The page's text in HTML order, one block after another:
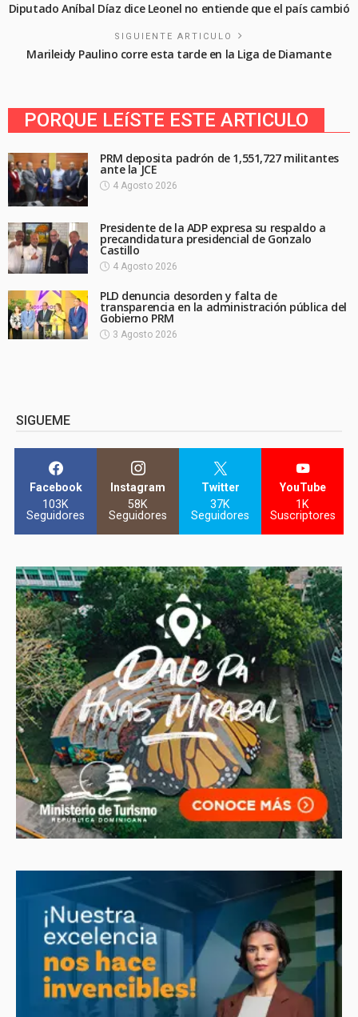
Diputado Aníbal Díaz dice Leonel no entiende que el país cambió
SIGUIENTE ARTICULO
Marileidy Paulino corre esta tarde en la Liga de Diamante
PORQUE LEíSTE ESTE ARTICULO
PRM deposita padrón de 1,551,727 militantes
ante la JCE
4 Agosto 2026
Presidente de la ADP expresa su respaldo a
precandidatura presidencial de Gonzalo
Castillo
4 Agosto 2026
PLD denuncia desorden y falta de
transparencia en la administración pública del
Gobierno PRM
3 Agosto 2026
SIGUEME
Facebook
103K
Seguidores
Instagram
58K
Seguidores
Twitter
37K
Seguidores
YouTube
1K
Suscriptores